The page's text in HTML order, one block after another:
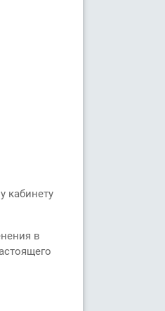
кабинету
в